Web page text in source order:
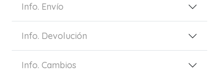
Info. Envío
Info. Devolución
Info. Cambios